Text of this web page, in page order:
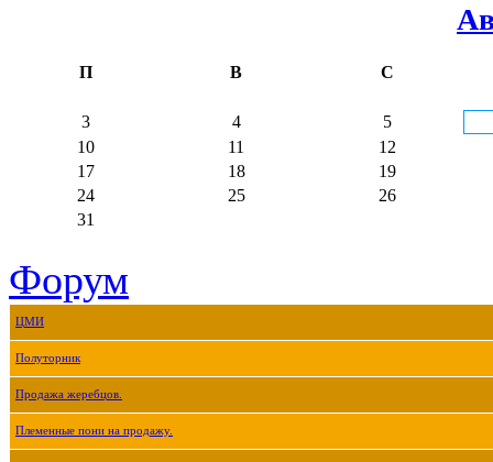
П В С
3 4
5
10
11
12
17
18
19
24
25
26
31
Форум
ЦМИ
Полуторник
Продажа жеребцов.
Племенные пони на продажу.